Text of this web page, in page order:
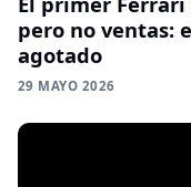
pero no ventas:
agotado
29 MAYO 2026